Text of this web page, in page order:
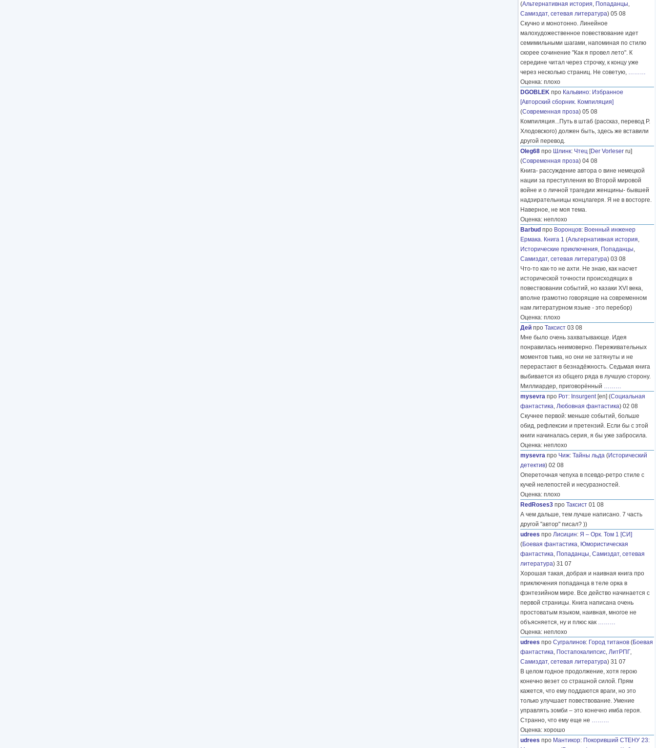
(Альтернативная история, Попаданцы,
Самиздат, сетевая литература) 05 08
Скучно и монотонно. Линейное
малохудожественное повествование идет
семимильными шагами, напоминая по стилю
скорее сочинение "Как я провел лето". К
середине читал через строчку, к концу уже
через несколько страниц. Не советую, ………
Оценка: плохо
DGOBLEK про Кальвино: Избранное
[Авторский сборник. Компиляция]
(Современная проза) 05 08
Компиляция...Путь в штаб (рассказ, перевод Р.
Хлодовского) должен быть, здесь же вставили
другой перевод.
Oleg68 про Шлинк: Чтец [Der Vorleser ru]
(Современная проза) 04 08
Книга- рассуждение автора о вине немецкой
нации за преступления во Второй мировой
войне и о личной трагедии женщины- бывшей
надзирательницы концлагеря. Я не в восторге.
Наверное, не моя тема.
Оценка: неплохо
Barbud про Воронцов: Военный инженер
Ермака. Книга 1 (Альтернативная история,
Исторические приключения, Попаданцы,
Самиздат, сетевая литература) 03 08
Что-то как-то не ахти. Не знаю, как насчет
исторической точности происходящих в
повествовании событий, но казаки XVI века,
вполне грамотно говорящие на современном
нам литературном языке - это перебор)
Оценка: плохо
Дей про Таксист 03 08
Мне было очень захватывающе. Идея
понравилась неимоверно. Переживательных
моментов тьма, но они не затянуты и не
перерастают в безнадёжность. Седьмая книга
выбивается из общего ряда в лучшую сторону.
Миллиардер, приговорённый ………
mysevra про Рот: Insurgent[en] (Социальная
фантастика, Любовная фантастика) 02 08
Скучнее первой: меньше событий, больше
обид, рефлексии и претензий. Если бы с этой
книги начиналась серия, я бы уже забросила.
Оценка: неплохо
mysevra про Чиж: Тайны льда (Исторический
детектив) 02 08
Опереточная чепуха в псевдо-ретро стиле с
кучей нелепостей и несуразностей.
Оценка: плохо
RedRoses3 про Таксист 01 08
А чем дальше, тем лучше написано. 7 часть
другой "автор" писал? ))
udrees про Лисицин: Я – Орк. Том 1 [СИ]
(Боевая фантастика, Юмористическая
фантастика, Попаданцы, Самиздат, сетевая
литература) 31 07
Хорошая такая, добрая и наивная книга про
приключения попаданца в теле орка в
фэнтезийном мире. Все действо начинается с
первой страницы. Книга написана очень
простоватым языком, наивная, многое не
объясняется, ну и плюс как ………
Оценка: неплохо
udrees про Сугралинов: Город титанов (Боевая
фантастика, Постапокалипсис, ЛитРПГ,
Самиздат, сетевая литература) 31 07
В целом годное продолжение, хотя герою
конечно везет со страшной силой. Прям
кажется, что ему поддаются враги, но это
только улучшает повествование. Умение
управлять зомби – это конечно имба героя.
Странно, что ему еще не ………
Оценка: хорошо
udrees про Мантикор: Покоривший СТЕНУ 23: